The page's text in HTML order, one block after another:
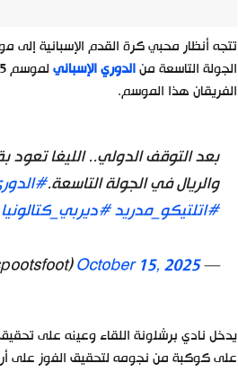
تتجه أنظار محبي كرة القدم الإسبانية
الجولة التاسعة منالدوري الإسباني
الفريقان هذا الموسم.
بعد التوقف الدولي.. الليغا
والريال في الجولة التاسعة.
#اتلتيكو_مدريد#ديربي_كتالونيا
— Newspoots (@newspootsfoot)
October 15, 2025
يدخل نادي برشلونة اللقاء وعينه على
على كوكبة من نجومه لتحقيق الفوز على